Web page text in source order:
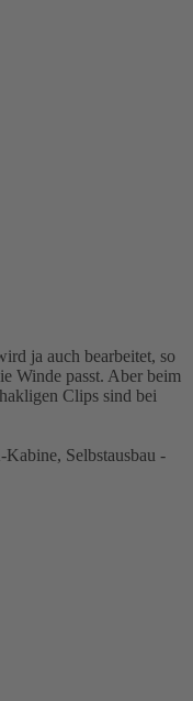
ja auch bearbeitet, so
Winde passt. Aber beim
Clips sind bei
Selbstausbau -